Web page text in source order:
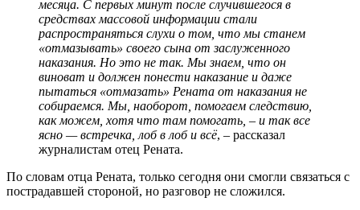
месяца. С первых минут после случившегося в
средствах массовой информации стали
распространяться слухи о том, что мы станем
«отмазывать» своего сына от заслуженного
наказания. Но это не так. Мы знаем, что он
виноват и должен понести наказание и даже
пытаться «отмазать» Рената от наказания не
собираемся. Мы, наоборот, помогаем следствию,
как можем, хотя что там помогать, – и так все
ясно — встречка, лоб в лоб и всё, – рассказал
журналистам отец Рената.
По словам отца Рената, только сегодня они смогли связаться с
пострадавшей стороной, но разговор не сложился.